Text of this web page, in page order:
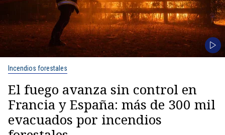
Incendios forestales
El fuego avanza sin control en
Francia y España: más de 300 mil
evacuados por incendios